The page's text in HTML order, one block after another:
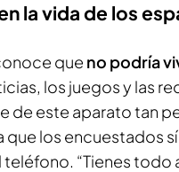
la vida de los
que no podría
los juegos y las
de este aparato tan
que los encuestados
“Tienes todo